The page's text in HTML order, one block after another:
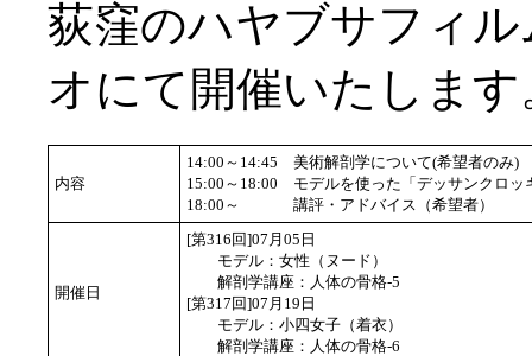
荻窪のハヤブサフィ
オにて開催いたします
内容
14:00～14:45
15:00～18:00
18:00～
美術解剖学について(希望者のみ)
モデルを使った「デッサンクロッ
講評・アドバイス（希望者）
開催日
[第316回]07月05日
モデル：女性（ヌード）
解剖学講座：人体の骨格-5
[第317回]07月19日
モデル：小四女子（着衣）
解剖学講座：人体の骨格-6